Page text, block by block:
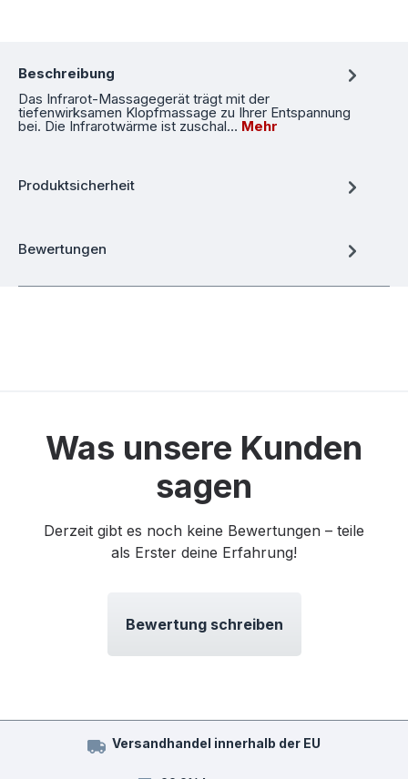
Beschreibung
Das Infrarot-Massagegerät trägt mit der
tiefenwirksamen Klopfmassage zu Ihrer Entspannung
bei. Die Infrarotwärme ist zuschal… Mehr
Produktsicherheit
Bewertungen
Was unsere Kunden
sagen
Derzeit gibt es noch keine Bewertungen – teile
als Erster deine Erfahrung!
Bewertung schreiben
Versandhandel innerhalb der EU